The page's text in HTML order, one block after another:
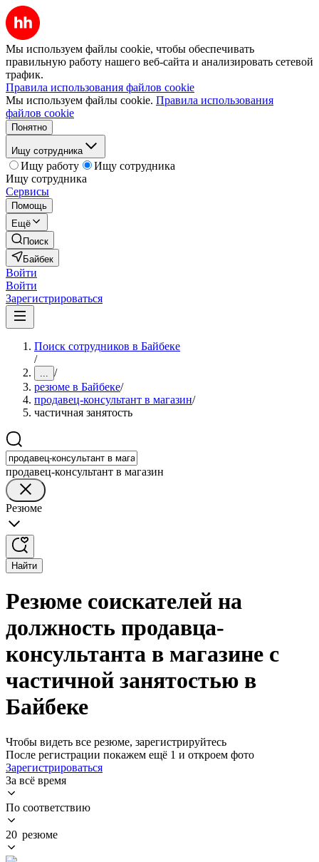
Мы используем файлы cookie, чтобы обеспечивать
правильную работу нашего веб-сайта и анализировать сетевой
трафик.
Правила использования файлов cookie
Мы используем файлы cookie. Правила использования
файлов cookie
Понятно
Ищу сотрудника
Ищу работу
Ищу сотрудника
Ищу сотрудника
Сервисы
Помощь
Ещё
Поиск
Байбек
Войти
Войти
Зарегистрироваться
Поиск сотрудников в Байбеке
/
... /
резюме в Байбеке/
продавец-консультант в магазин/
частичная занятость
продавец-консультант в магазин
Резюме
Найти
Резюме соискателей на
должность продавца-
консультанта в магазине с
частичной занятостью в
Байбеке
Чтобы видеть все резюме, зарегистрируйтесь
После регистрации покажем ещё 1 и откроем фото
Зарегистрироваться
За всё время
По соответствию
20 резюме